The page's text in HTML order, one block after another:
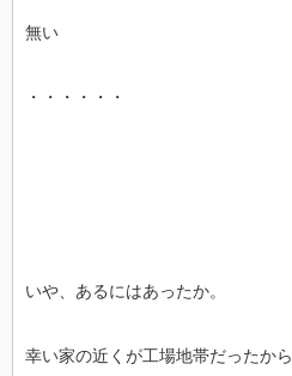
無い
・・・・・・
いや、あるにはあったか。
幸い家の近くが工場地帯だったから